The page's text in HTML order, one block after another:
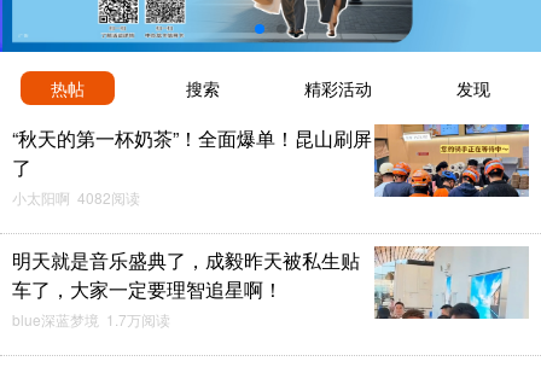
热帖 搜索 精彩活动 发现
“秋天的第一杯奶茶”！全面爆单！昆山刷屏
了
小太阳啊 4082阅读
明天就是音乐盛典了，成毅昨天被私生贴
车了，大家一定要理智追星啊！
blue深蓝梦境 1.7万阅读